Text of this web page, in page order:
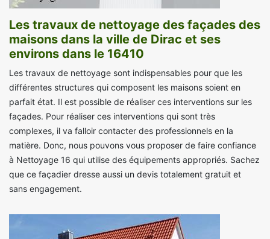
Les travaux de nettoyage des façades des
maisons dans la ville de Dirac et ses
environs dans le 16410
Les travaux de nettoyage sont indispensables pour que les
différentes structures qui composent les maisons soient en
parfait état. Il est possible de réaliser ces interventions sur les
façades. Pour réaliser ces interventions qui sont très
complexes, il va falloir contacter des professionnels en la
matière. Donc, nous pouvons vous proposer de faire confiance
à Nettoyage 16 qui utilise des équipements appropriés. Sachez
que ce façadier dresse aussi un devis totalement gratuit et
sans engagement.